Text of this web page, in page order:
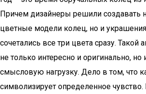
При­чем дизай­не­ры реши­ли созда­вать
цвет­ные моде­ли колец, но и
соче­та­лись все три цве­та сра­зу. Такой
не толь­ко инте­рес­но и ори­ги­наль­но, но
смыс­ло­вую нагруз­ку. Дело в том, что
сим­во­ли­зи­ру­ет опре­де­лен­ное